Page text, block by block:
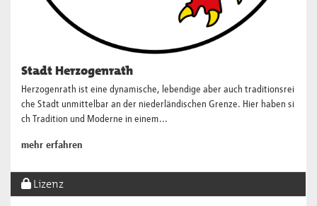
Stadt Herzogenrath
Herzogenrath ist eine dynamische, lebendige aber auch traditionsrei
che Stadt unmittelbar an der niederländischen Grenze. Hier haben si
ch Tradition und Moderne in einem...
mehr erfahren
Lizenz